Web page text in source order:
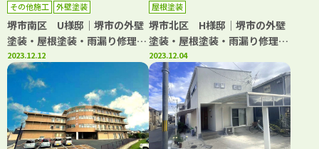
その他施工 外壁塗装
堺市南区 U様邸│堺市の外壁
塗装・屋根塗装・雨漏り修理専
門店 千成工務店
2023.12.12
屋根塗装
堺市北区 H様邸│堺市の外壁
塗装・屋根塗装・雨漏り修理専
門店 千成工務店
2023.12.04